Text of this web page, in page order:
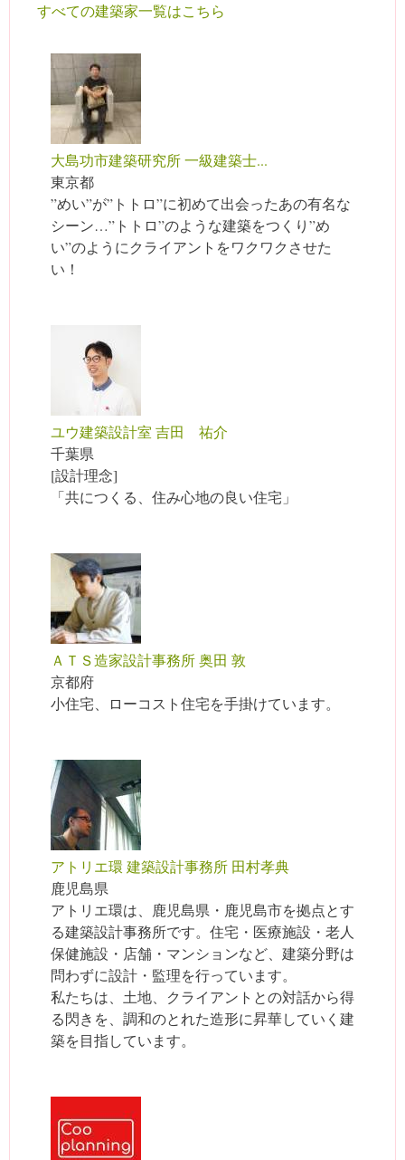
すべての建築家一覧はこちら
大島功市建築研究所 一級建築士...
東京都
”めい”が”トトロ”に初めて出会ったあの有名な
シーン…”トトロ”のような建築をつくり”め
い”のようにクライアントをワクワクさせた
い！
ユウ建築設計室 吉田 祐介
千葉県
[設計理念]
「共につくる、住み心地の良い住宅」
ＡＴＳ造家設計事務所 奥田 敦
京都府
小住宅、ローコスト住宅を手掛けています。
アトリエ環 建築設計事務所 田村孝典
鹿児島県
アトリエ環は、鹿児島県・鹿児島市を拠点とす
る建築設計事務所です。住宅・医療施設・老人
保健施設・店舗・マンションなど、建築分野は
問わずに設計・監理を行っています。
私たちは、土地、クライアントとの対話から得
る閃きを、調和のとれた造形に昇華していく建
築を目指しています。